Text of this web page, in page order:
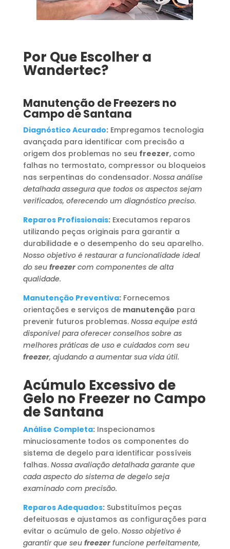
Por Que Escolher a
Wandertec?
Manutenção de Freezers no
Campo de Santana
Diagnóstico Acurado:Empregamos tecnologia
avançada para identificar com precisão a
origem dos problemas no seu freezer, como
falhas no termostato, compressor ou bloqueios
nas serpentinas do condensador. Nossa análise
detalhada assegura que todos os aspectos sejam
verificados, oferecendo um diagnóstico preciso.
Reparos Profissionais:Executamos reparos
utilizando peças originais para garantir a
durabilidade e o desempenho do seu aparelho.
Nosso objetivo é restaurar a funcionalidade ideal
do seu freezercom componentes de alta
qualidade.
Manutenção Preventiva:Fornecemos
orientações e serviços de manutenção para
prevenir futuros problemas. Nossa equipe está
disponível para oferecer conselhos sobre as
melhores práticas de uso e cuidados com seu
freezer, ajudando a aumentar sua vida útil.
Acúmulo Excessivo de
Gelo no Freezer no Campo
de Santana
Análise Completa:Inspecionamos
minuciosamente todos os componentes do
sistema de degelo para identificar possíveis
falhas. Nossa avaliação detalhada garante que
cada aspecto do sistema de degelo seja
examinado com precisão.
Reparos Adequados:Substituímos peças
defeituosas e ajustamos as configurações para
evitar o acúmulo de gelo. Nosso objetivo é
garantir que seu freezerfuncione perfeitamente,